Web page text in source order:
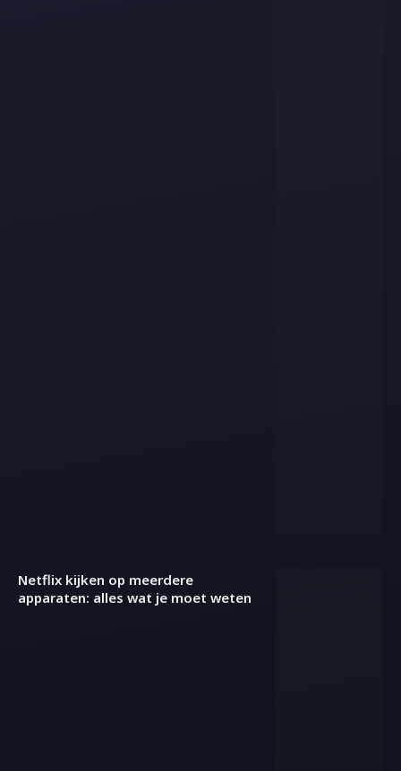
Netflix kijken op meerdere
apparaten: alles wat je moet weten